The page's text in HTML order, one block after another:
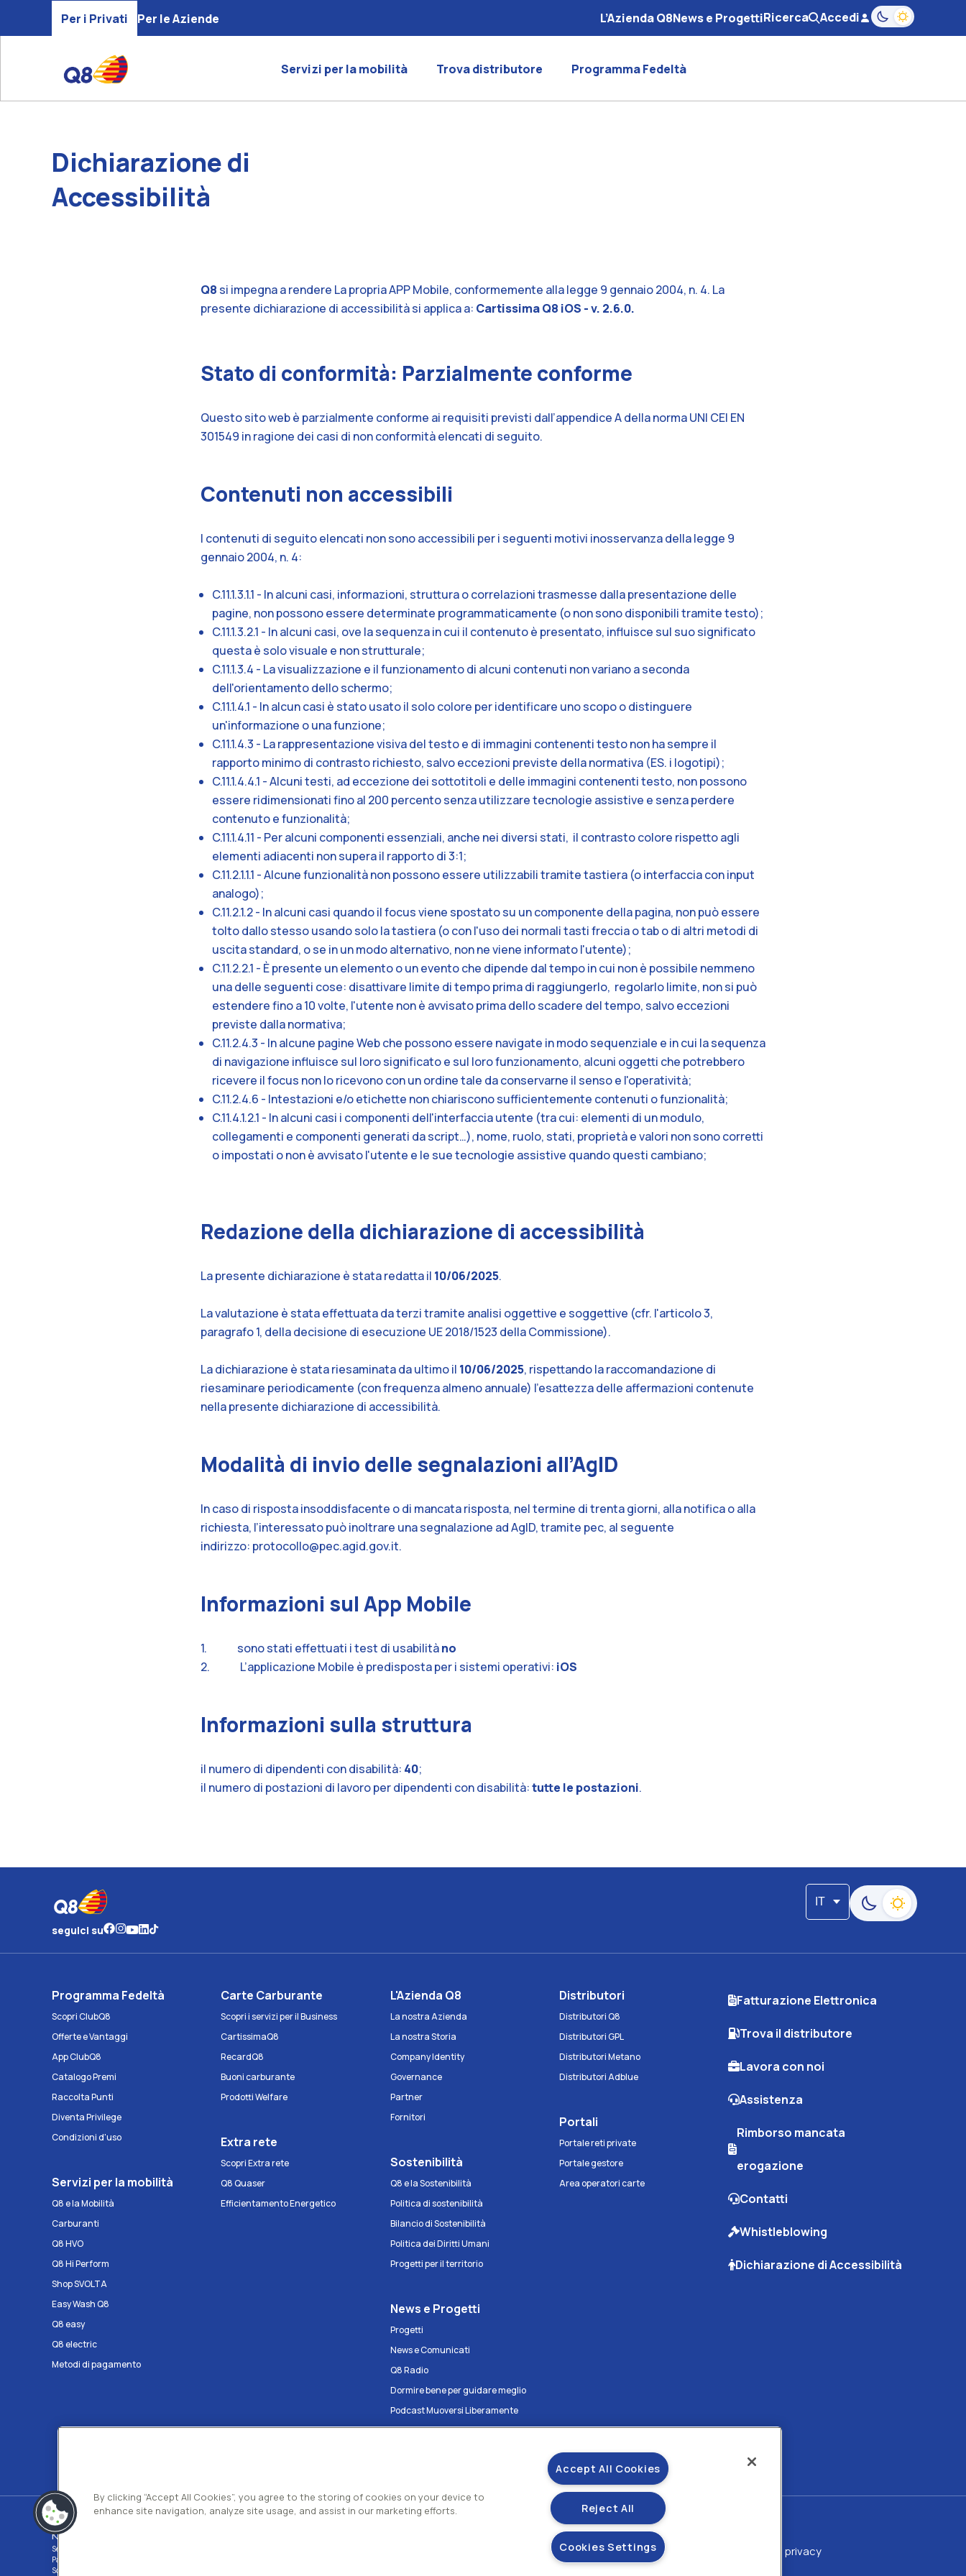
Per i Privati Per le Aziende L’Azienda Q8News e ProgettiRicercamagnifying-glassAccedi user Passa alla
Servizi per la mobilità Trova distributore Programma Fedeltà
Dichiarazione di
Accessibilità
Q8 si impegna a rendere La propria APP Mobile, conformemente alla legge 9 gennaio 2004, n. 4. La
presente dichiarazione di accessibilità si applica a: Cartissima Q8 iOS - v. 2.6.0.
Stato di conformità: Parzialmente conforme
Questo sito web è parzialmente conforme ai requisiti previsti dall’appendice A della norma UNI CEI EN
301549 in ragione dei casi di non conformità elencati di seguito.
Contenuti non accessibili
I contenuti di seguito elencati non sono accessibili per i seguenti motivi inosservanza della legge 9
gennaio 2004, n. 4:
C.11.1.3.1.1 - In alcuni casi, informazioni, struttura o correlazioni trasmesse dalla presentazione delle
pagine, non possono essere determinate programmaticamente (o non sono disponibili tramite testo);
C.11.1.3.2.1 - In alcuni casi, ove la sequenza in cui il contenuto è presentato, influisce sul suo significato
questa è solo visuale e non strutturale;
C.11.1.3.4 - La visualizzazione e il funzionamento di alcuni contenuti non variano a seconda
dell'orientamento dello schermo;
C.11.1.4.1 - In alcun casi è stato usato il solo colore per identificare uno scopo o distinguere
un'informazione o una funzione;
C.11.1.4.3 - La rappresentazione visiva del testo e di immagini contenenti testo non ha sempre il
rapporto minimo di contrasto richiesto, salvo eccezioni previste della normativa (ES. i logotipi);
C.11.1.4.4.1 - Alcuni testi, ad eccezione dei sottotitoli e delle immagini contenenti testo, non possono
essere ridimensionati fino al 200 percento senza utilizzare tecnologie assistive e senza perdere
contenuto e funzionalità;
C.11.1.4.11 - Per alcuni componenti essenziali, anche nei diversi stati, il contrasto colore rispetto agli
elementi adiacenti non supera il rapporto di 3:1;
C.11.2.1.1.1 - Alcune funzionalità non possono essere utilizzabili tramite tastiera (o interfaccia con input
analogo);
C.11.2.1.2 - In alcuni casi quando il focus viene spostato su un componente della pagina, non può essere
tolto dallo stesso usando solo la tastiera (o con l'uso dei normali tasti freccia o tab o di altri metodi di
uscita standard, o se in un modo alternativo, non ne viene informato l'utente);
C.11.2.2.1 - È presente un elemento o un evento che dipende dal tempo in cui non è possibile nemmeno
una delle seguenti cose: disattivare limite di tempo prima di raggiungerlo, regolarlo limite, non si può
estendere fino a 10 volte, l'utente non è avvisato prima dello scadere del tempo, salvo eccezioni
previste dalla normativa;
C.11.2.4.3 - In alcune pagine Web che possono essere navigate in modo sequenziale e in cui la sequenza
di navigazione influisce sul loro significato e sul loro funzionamento, alcuni oggetti che potrebbero
ricevere il focus non lo ricevono con un ordine tale da conservarne il senso e l'operatività;
C.11.2.4.6 - Intestazioni e/o etichette non chiariscono sufficientemente contenuti o funzionalità;
C.11.4.1.2.1 - In alcuni casi i componenti dell'interfaccia utente (tra cui: elementi di un modulo,
collegamenti e componenti generati da script…), nome, ruolo, stati, proprietà e valori non sono corretti
o impostati o non è avvisato l'utente e le sue tecnologie assistive quando questi cambiano;
Redazione della dichiarazione di accessibilità
La presente dichiarazione è stata redatta il 10/06/2025.
La valutazione è stata effettuata da terzi tramite analisi oggettive e soggettive (cfr. l'articolo 3,
paragrafo 1, della decisione di esecuzione UE 2018/1523 della Commissione).
La dichiarazione è stata riesaminata da ultimo il 10/06/2025, rispettando la raccomandazione di
riesaminare periodicamente (con frequenza almeno annuale) l’esattezza delle affermazioni contenute
nella presente dichiarazione di accessibilità.
Modalità di invio delle segnalazioni all’AgID
In caso di risposta insoddisfacente o di mancata risposta, nel termine di trenta giorni, alla notifica o alla
richiesta, l’interessato può inoltrare una segnalazione ad AgID, tramite pec, al seguente
indirizzo: protocollo@pec.agid.gov.it.
Informazioni sul App Mobile
1. sono stati effettuati i test di usabilitàno
2. L’applicazione Mobile è predisposta per i sistemi operativi: iOS
Informazioni sulla struttura
il numero di dipendenti con disabilità: 40;
il numero di postazioni di lavoro per dipendenti con disabilità:tutte le postazioni.
IT
Passa alla modalità
seguici su
Programma Fedeltà
Scopri ClubQ8
Offerte e Vantaggi
App ClubQ8
Catalogo Premi
Raccolta Punti
Diventa Privilege
Condizioni d'uso
Servizi per la mobilità
Q8 e la Mobilità
Carburanti
Q8 HVO
Q8 Hi Perform
Shop SVOLTA
Easy Wash Q8
Q8 easy
Q8 electric
Metodi di pagamento
Carte Carburante
Scopri i servizi per il Business
CartissimaQ8
RecardQ8
Buoni carburante
Prodotti Welfare
Extra rete
Scopri Extra rete
Q8 Quaser
Efficientamento Energetico
L'Azienda Q8
La nostra Azienda
La nostra Storia
Company Identity
Governance
Partner
Fornitori
Sostenibilità
Q8 e la Sostenibilità
Politica di sostenibilità
Bilancio di Sostenibilità
Politica dei Diritti Umani
Progetti per il territorio
News e Progetti
Progetti
News e Comunicati
Q8 Radio
Dormire bene per guidare meglio
Podcast Muoversi Liberamente
Podcast Antropocentrica ma per
Distributori
Distributori Q8
Distributori GPL
Distributori Metano
Distributori Adblue
Portali
Portale reti private
Portale gestore
Area operatori carte
Fatturazione Elettronica
Trova il distributore
Lavora con noi
Assistenza
Rimborso mancata
erogazione
Contatti
Whistleblowing
Dichiarazione di Accessibilità
Kuwait Petroleum Italia S.p.A
Sede legale e Uffici: Viale dell'Oceano Indiano 13 00144 - ROMA
Partita Iva 00891951006 C.F. 00435970587 C.S. Euro 130.000.000 int. vers. R.E.A di Roma N.73832 Uff. Reg. Imprese di Roma
Società con un socio Unico Società soggetta ad attività di direzione e coordinamento Kuwait Petroleum Corporation
Gestisci i tuoi cookie Sezione privacy
By clicking “Accept All Cookies”, you agree to the storing of cookies on your device to
enhance site navigation, analyze site usage, and assist in our marketing efforts.
Accept All Cookies
Reject All
Cookies Settings